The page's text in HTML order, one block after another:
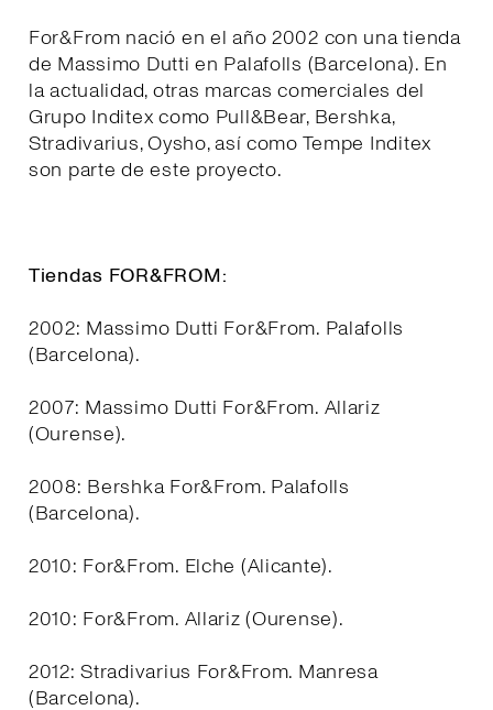
For&From nació en el año 2002 con una tienda
de Massimo Dutti en Palafolls (Barcelona). En
la actualidad, otras marcas comerciales del
Grupo Inditex como Pull&Bear, Bershka,
Stradivarius, Oysho, así como Tempe Inditex
son parte de este proyecto.
Tiendas FOR&FROM:
2002: Massimo Dutti For&From. Palafolls
(Barcelona).
2007: Massimo Dutti For&From. Allariz
(Ourense).
2008: Bershka For&From. Palafolls
(Barcelona).
2010: For&From. Elche (Alicante).
2010: For&From. Allariz (Ourense).
2012: Stradivarius For&From. Manresa
(Barcelona).